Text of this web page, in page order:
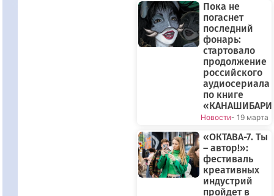
Пока не
погаснет
последний
фонарь:
стартовало
продолжение
российского
аудиосериала
по книге
Новости- 19 марта
«ОКТАВА-7. Ты
– автор!»:
фестиваль
креативных
индустрий
пройдет в